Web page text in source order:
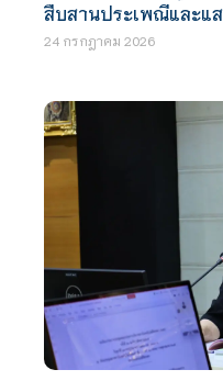
สืบสานประเพณีและแ
24 กรกฎาคม 2026